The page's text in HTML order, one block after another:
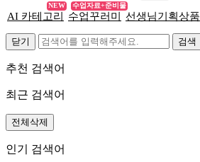
AI 카테고리
NEW
수업꾸러미
수업자료+준비물
선생님기획상품
닫기
추천 검색어
최근 검색어
전체삭제
인기 검색어